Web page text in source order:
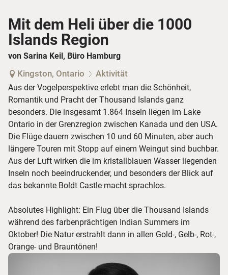
Mit dem Heli über die 1000
Islands Region
von Sarina Keil, Büro Hamburg
Kingston, Ontario Aktivität
Aus der Vogelperspektive erlebt man die Schönheit,
Romantik und Pracht der Thousand Islands ganz
besonders. Die insgesamt 1.864 Inseln liegen im Lake
Ontario in der Grenzregion zwischen Kanada und den USA.
Die Flüge dauern zwischen 10 und 60 Minuten, aber auch
längere Touren mit Stopp auf einem Weingut sind buchbar.
Aus der Luft wirken die im kristallblauen Wasser liegenden
Inseln noch beeindruckender, und besonders der Blick auf
das bekannte Boldt Castle macht sprachlos.
Absolutes Highlight: Ein Flug über die Thousand Islands
während des farbenprächtigen Indian Summers im
Oktober! Die Natur erstrahlt dann in allen Gold-, Gelb-, Rot-,
Orange- und Brauntönen!